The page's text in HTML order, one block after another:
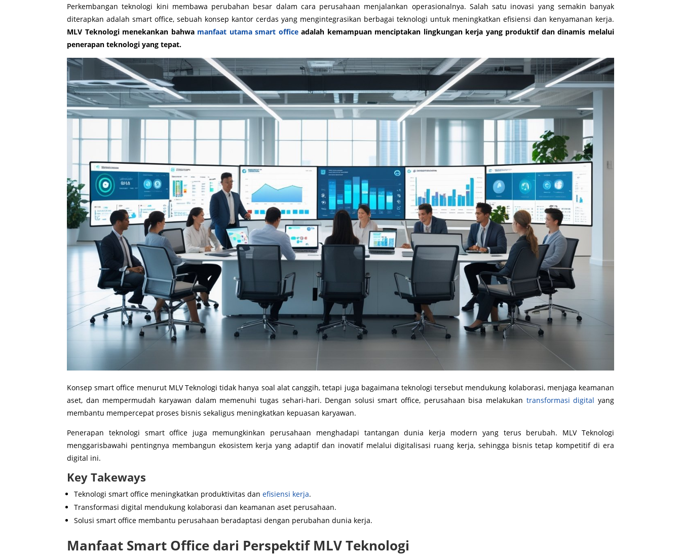
Perkembangan teknologi kini membawa perubahan besar dalam cara perusahaan menjalankan operasionalnya. Salah satu inovasi yang semakin banyak
diterapkan adalah smart office, sebuah konsep kantor cerdas yang mengintegrasikan berbagai teknologi untuk meningkatkan efisiensi dan kenyamanan kerja.
MLV Teknologi menekankan bahwa manfaat utama smart officeadalah kemampuan menciptakan lingkungan kerja yang produktif dan dinamis melalui
penerapan teknologi yang tepat.
Konsep smart office menurut MLV Teknologi tidak hanya soal alat canggih, tetapi juga bagaimana teknologi tersebut mendukung kolaborasi, menjaga keamanan
aset, dan mempermudah karyawan dalam memenuhi tugas sehari-hari. Dengan solusi smart office, perusahaan bisa melakukan transformasi digital yang
membantu mempercepat proses bisnis sekaligus meningkatkan kepuasan karyawan.
Penerapan teknologi smart office juga memungkinkan perusahaan menghadapi tantangan dunia kerja modern yang terus berubah. MLV Teknologi
menggarisbawahi pentingnya membangun ekosistem kerja yang adaptif dan inovatif melalui digitalisasi ruang kerja, sehingga bisnis tetap kompetitif di era
digital ini.
Key Takeways
Teknologi smart office meningkatkan produktivitas dan efisiensi kerja.
Transformasi digital mendukung kolaborasi dan keamanan aset perusahaan.
Solusi smart office membantu perusahaan beradaptasi dengan perubahan dunia kerja.
Manfaat Smart Office dari Perspektif MLV Teknologi